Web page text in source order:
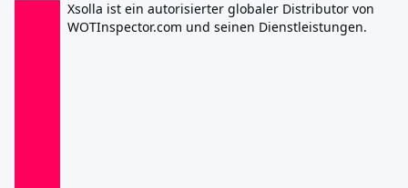
Xsolla ist ein autorisierter globaler Distributor von
WOTInspector.com und seinen Dienstleistungen.